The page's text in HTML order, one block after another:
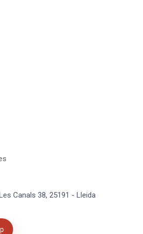
Canals 38, 25191 - Lleida